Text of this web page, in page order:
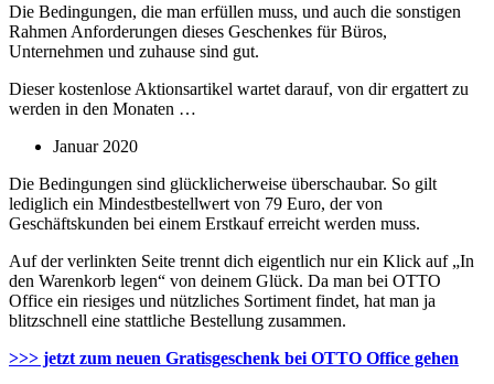
Die Bedingungen, die man erfüllen muss, und auch die sonstigen
Rahmen Anforderungen dieses Geschenkes für Büros,
Unternehmen und zuhause sind gut.
Dieser kostenlose Aktionsartikel wartet darauf, von dir ergattert zu
werden in den Monaten …
Januar 2020
Die Bedingungen sind glücklicherweise überschaubar. So gilt
lediglich ein Mindestbestellwert von 79 Euro, der von
Geschäftskunden bei einem Erstkauf erreicht werden muss.
Auf der verlinkten Seite trennt dich eigentlich nur ein Klick auf „In
den Warenkorb legen“ von deinem Glück. Da man bei OTTO
Office ein riesiges und nützliches Sortiment findet, hat man ja
blitzschnell eine stattliche Bestellung zusammen.
>>> jetzt zum neuen Gratisgeschenk bei OTTO Office gehen